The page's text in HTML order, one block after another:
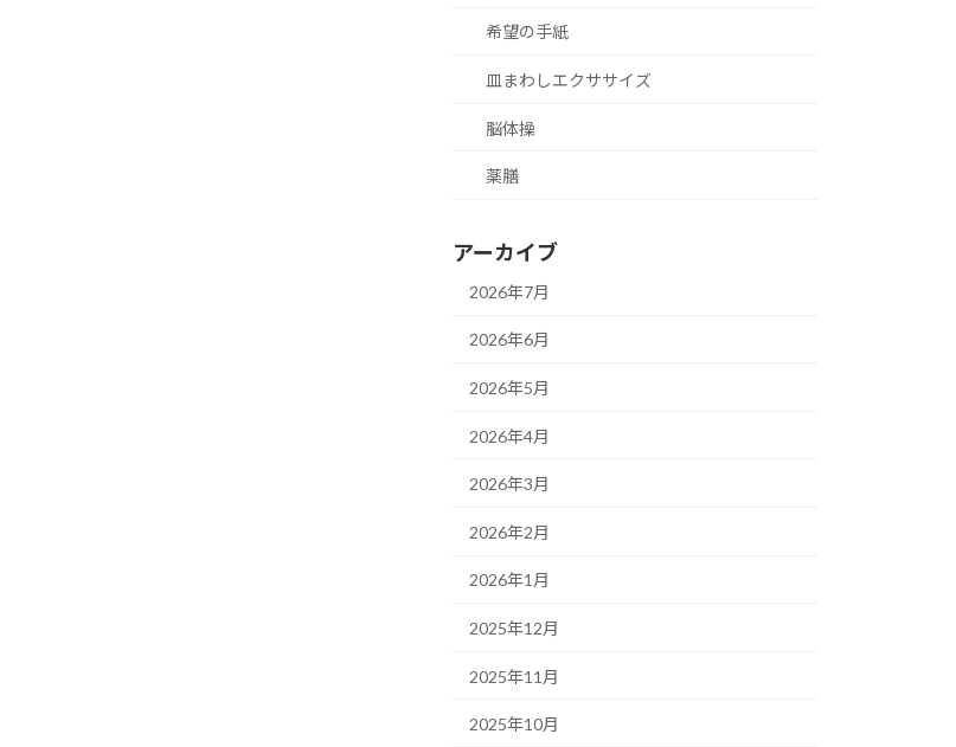
希望の手紙
皿まわしエクササイズ
脳体操
薬膳
アーカイブ
2026年7月
2026年6月
2026年5月
2026年4月
2026年3月
2026年2月
2026年1月
2025年12月
2025年11月
2025年10月